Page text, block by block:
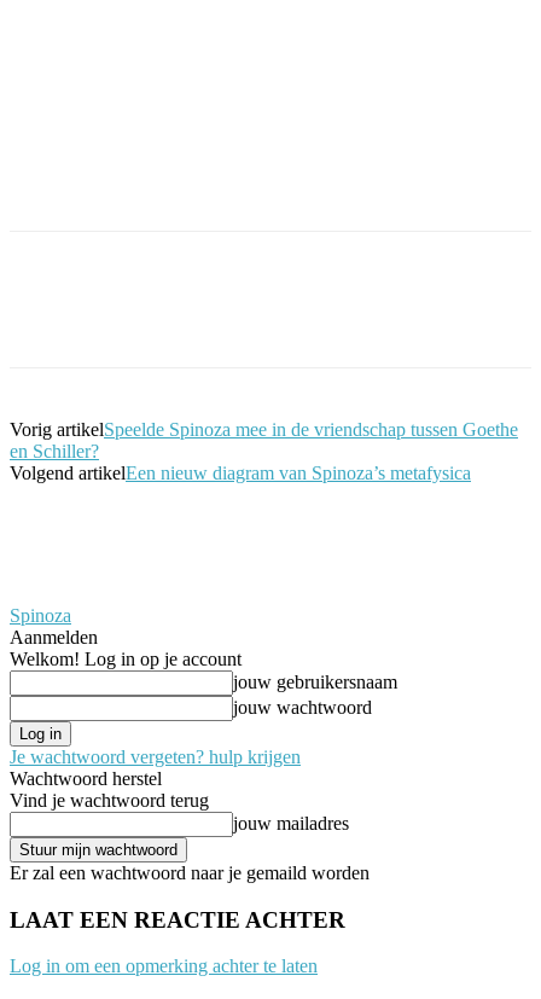
Vorig artikelSpeelde Spinoza mee in de vriendschap tussen Goethe
en Schiller?
Volgend artikelEen nieuw diagram van Spinoza’s metafysica
Spinoza
Aanmelden
Welkom! Log in op je account
jouw gebruikersnaam
jouw wachtwoord
Je wachtwoord vergeten? hulp krijgen
Wachtwoord herstel
Vind je wachtwoord terug
jouw mailadres
Er zal een wachtwoord naar je gemaild worden
LAAT EEN REACTIE ACHTER
Log in om een opmerking achter te laten